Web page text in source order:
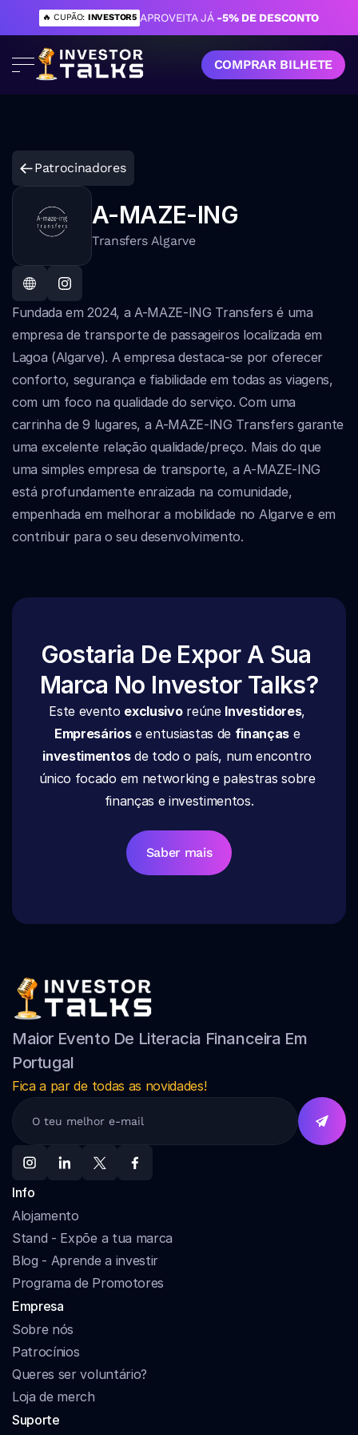
🔥 CUPÃO: INVESTOR5 APROVEITA JÁ -5% DE DESCONTO
COMPRAR BILHETE
Patrocinadores
A-MAZE-ING
Transfers Algarve
Fundada em 2024, a A-MAZE-ING Transfers é uma
empresa de transporte de passageiros localizada em
Lagoa (Algarve). A empresa destaca-se por oferecer
conforto, segurança e fiabilidade em todas as viagens,
com um foco na qualidade do serviço. Com uma
carrinha de 9 lugares, a A-MAZE-ING Transfers garante
uma excelente relação qualidade/preço. Mais do que
uma simples empresa de transporte, a A-MAZE-ING
está profundamente enraizada na comunidade,
empenhada em melhorar a mobilidade no Algarve e em
contribuir para o seu desenvolvimento.
Gostaria De Expor A Sua
Marca No Investor Talks?
Este evento exclusivo reúne Investidores
Empresários e entusiastas de finanças
e
investimentos de todo o país, num encontro
único focado em networking e palestras sobre
finanças e investimentos.
Saber mais
Maior Evento De Literacia Financeira Em
Portugal
Fica a par de todas as novidades!
Info
Alojamento
Stand - Expõe a tua marca
Blog - Aprende a investir
Programa de Promotores
Empresa
Sobre nós
Patrocínios
Queres ser voluntário?
Loja de merch
Suporte